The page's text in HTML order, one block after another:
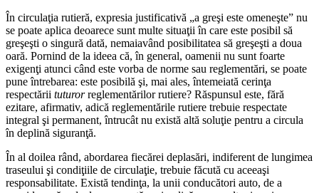
În circulaţia rutieră, expresia justificativă „a greşi este omeneşte” nu
se poate aplica deoarece sunt multe situaţii în care este posibil să
greşeşti o singură dată, nemaiavând posibilitatea să greşeşti a doua
oară. Pornind de la ideea că, în general, oamenii nu sunt foarte
exigenţi atunci când este vorba de norme sau reglementări, se poate
pune întrebarea: este posibilă şi, mai ales, întemeiată cerinţa
respectării tuturorreglementărilor rutiere? Răspunsul este, fără
ezitare, afirmativ, adică reglementările rutiere trebuie respectate
integral şi permanent, întrucât nu există altă soluţie pentru a circula
în deplină siguranţă.
În al doilea rând, abordarea fiecărei deplasări, indiferent de lungimea
traseului şi condiţiile de circulaţie, trebuie făcută cu aceeaşi
responsabilitate. Există tendinţa, la unii conducători auto, de a